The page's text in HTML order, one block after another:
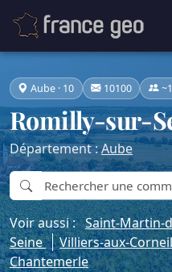
Aube · 10 10100
Romilly-sur-
Département :Aube
Voir aussi :Saint-Martin-
Seine
Villiers-aux-
Chantemerle